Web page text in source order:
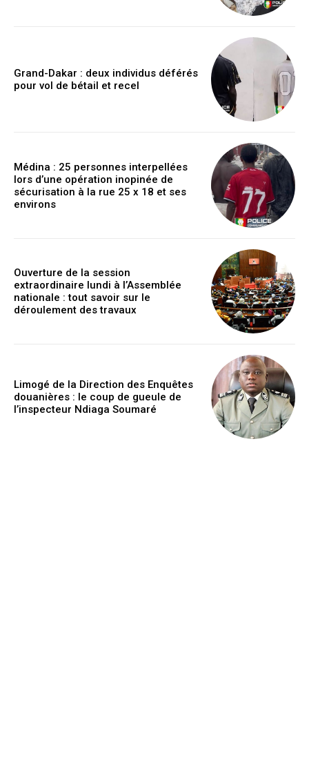
Grand-Dakar : deux individus déférés
pour vol de bétail et recel
Médina : 25 personnes interpellées
lors d’une opération inopinée de
sécurisation à la rue 25 x 18 et ses
environs
Ouverture de la session
extraordinaire lundi à l’Assemblée
nationale : tout savoir sur le
déroulement des travaux
Limogé de la Direction des Enquêtes
douanières : le coup de gueule de
l’inspecteur Ndiaga Soumaré